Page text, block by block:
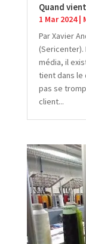
Quand
1 Mar 2024|
Par Xavier
(Sericenter).
média, il
tient dans le
pas se
client...